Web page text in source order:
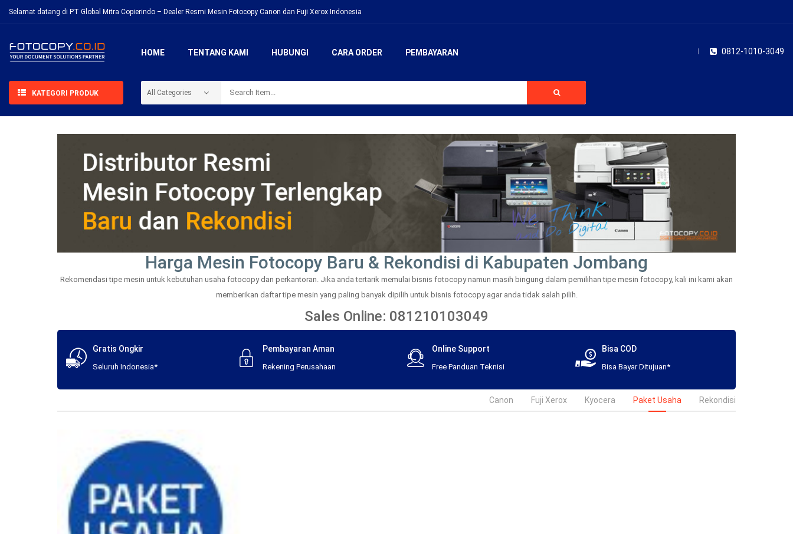
Selamat datang di PT Global Mitra Copierindo – Dealer Resmi Mesin Fotocopy Canon dan Fuji Xerox Indonesia
HOME TENTANG KAMI HUBUNGI CARA ORDER PEMBAYARAN 0812-1010-3049
KATEGORI PRODUK
Harga Mesin Fotocopy Baru & Rekondisi di Kabupaten Jombang
Rekomendasi tipe mesin untuk kebutuhan usaha fotocopy dan perkantoran. Jika anda tertarik memulai bisnis fotocopy namun masih bingung dalam pemilihan tipe mesin fotocopy, kali ini kami akan
memberikan daftar tipe mesin yang paling banyak dipilih untuk bisnis fotocopy agar anda tidak salah pilih.
Sales Online: 081210103049
Gratis Ongkir
Seluruh Indonesia*
Pembayaran Aman
Rekening Perusahaan
Online Support
Free Panduan Teknisi
Bisa COD
Bisa Bayar Ditujuan*
Canon Fuji Xerox Kyocera Paket Usaha Rekondisi